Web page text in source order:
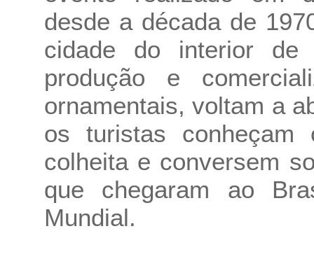
desde a década de
cidade do interior
produção e
ornamentais, voltam a
os turistas conheçam
colheita e conversem
que chegaram ao
Mundial.